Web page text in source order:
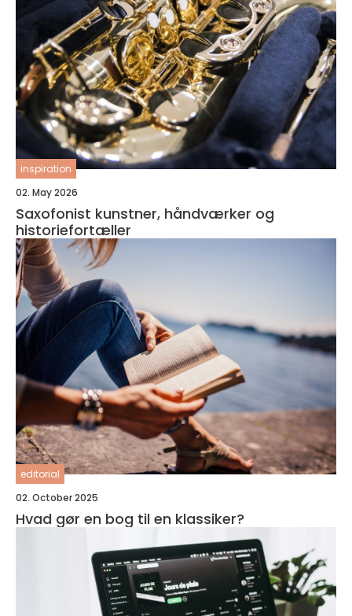
inspiration
02. May 2026
Saxofonist kunstner, håndværker og
historiefortæller
editorial
02. October 2025
Hvad gør en bog til en klassiker?